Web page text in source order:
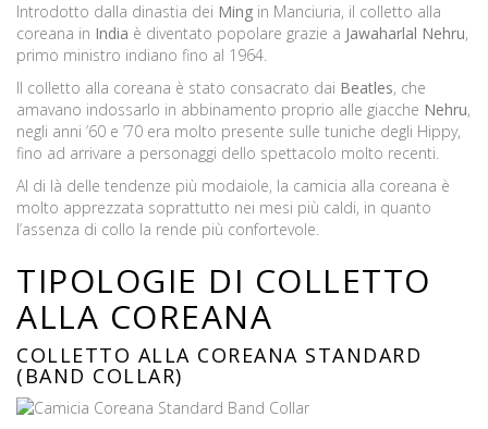
Introdotto dalla dinastia dei Ming in Manciuria, il colletto alla
coreana in India è diventato popolare grazie a Jawaharlal Nehru,
primo ministro indiano fino al 1964.
Il colletto alla coreana è stato consacrato dai Beatles, che
amavano indossarlo in abbinamento proprio alle giacche Nehru,
negli anni ’60 e ’70 era molto presente sulle tuniche degli Hippy,
fino ad arrivare a personaggi dello spettacolo molto recenti.
Al di là delle tendenze più modaiole, la camicia alla coreana è
molto apprezzata soprattutto nei mesi più caldi, in quanto
l’assenza di collo la rende più confortevole.
TIPOLOGIE DI COLLETTO
ALLA COREANA
COLLETTO ALLA COREANA STANDARD
(BAND COLLAR)